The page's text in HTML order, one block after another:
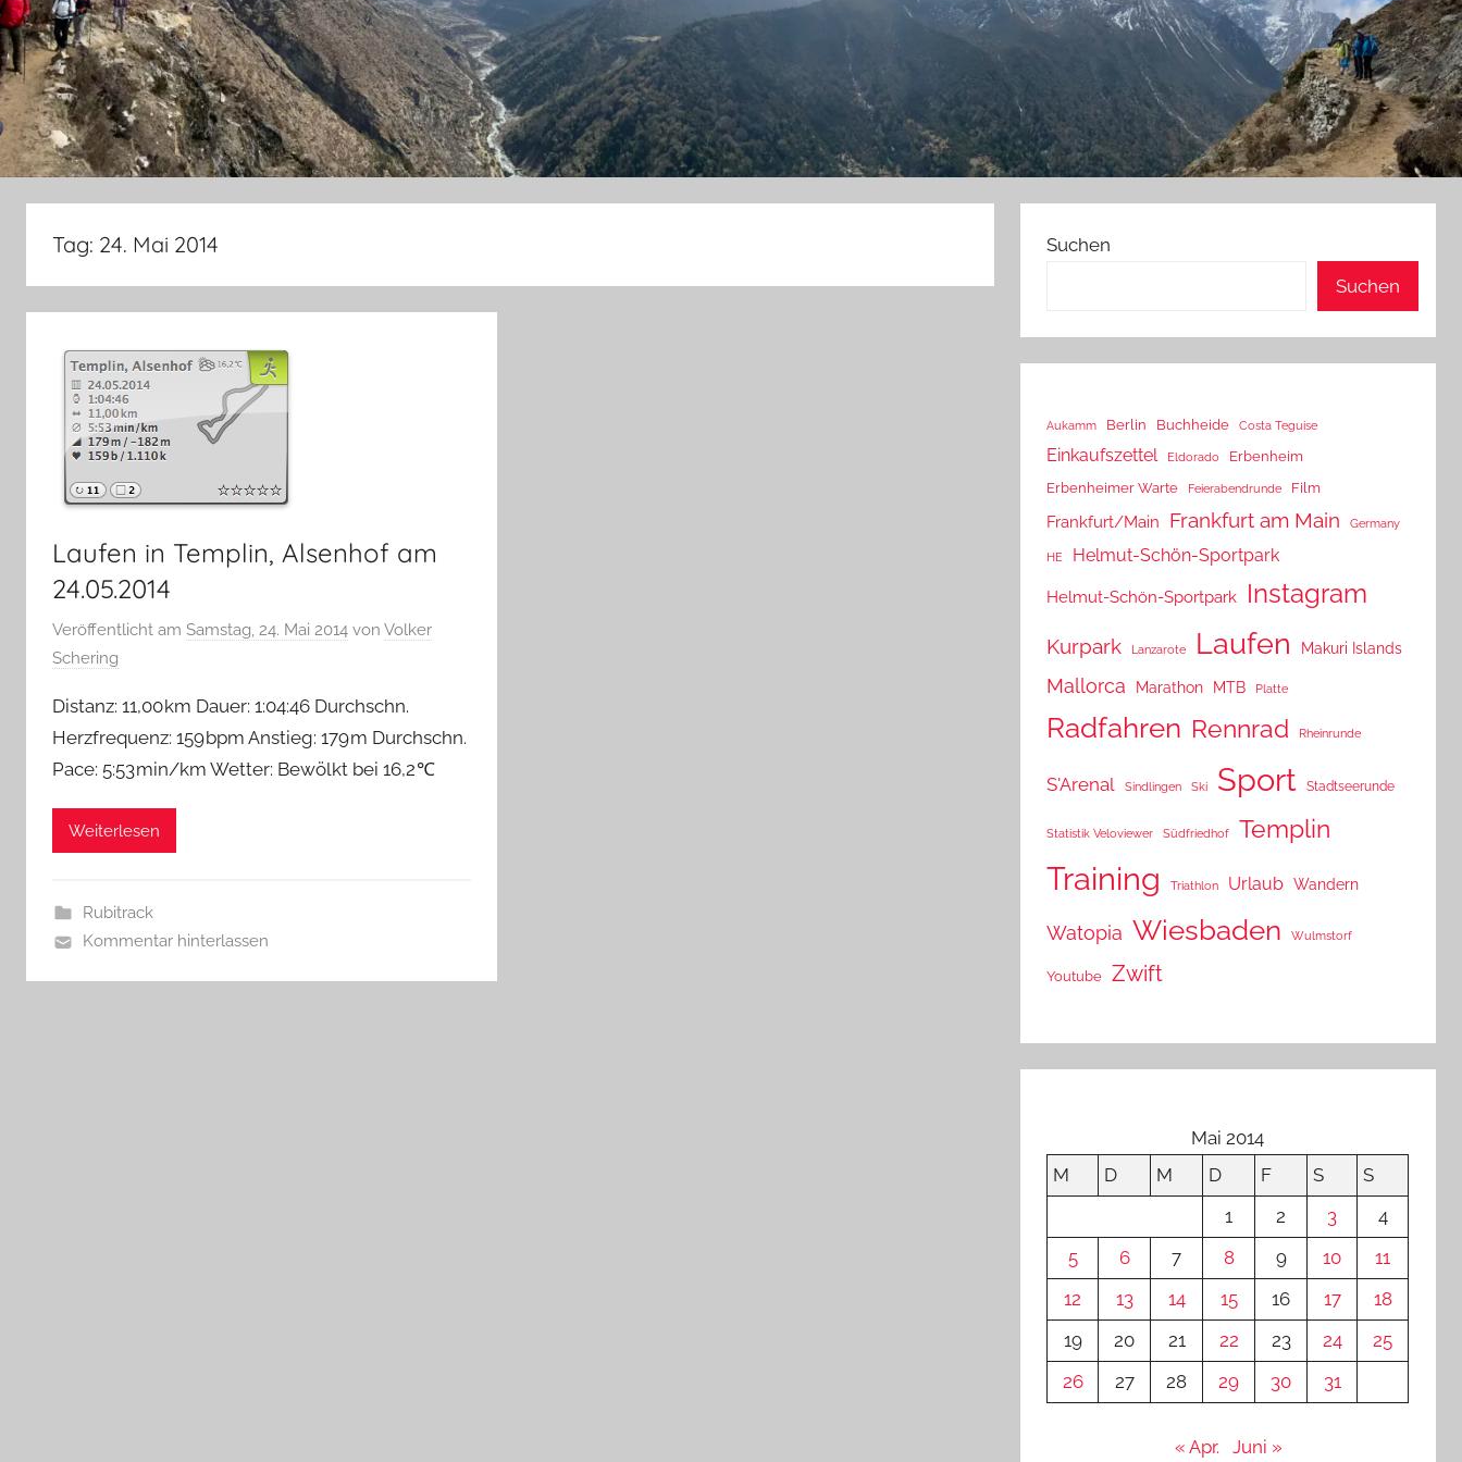
Tag: 24. Mai 2014
Laufen in Templin, Alsenhof am
24.05.2014
Veröffentlicht am Samstag, 24. Mai 2014 von Volker
Schering
Distanz: 11,00 km Dauer: 1:04:46 Durchschn.
Herzfrequenz: 159 bpm Anstieg: 179 m Durchschn.
Pace: 5:53 min/km Wetter: Bewölkt bei 16,2 ℃
Weiterlesen
Rubitrack
Kommentar hinterlassen
Suchen
Suchen
Aukamm Berlin Buchheide Costa Teguise
Einkaufszettel Eldorado
Erbenheim
Erbenheimer Warte
Feierabendrunde Film
Frankfurt/Main Frankfurt am Main Germany
HE Helmut-Schön-Sportpark
Helmut-Schön-Sportpark Instagram
Kurpark Lanzarote Laufen Makuri Islands
Mallorca Marathon MTB Platte
Radfahren Rennrad Rheinrunde
S'Arenal Sindlingen Ski Sport Stadtseerunde
Statistik Veloviewer Südfriedhof Templin
Training Triathlon Urlaub Wandern
Watopia Wiesbaden Wulmstorf
Youtube Zwift
Mai 2014
M
D M D F S
S
1
2 3
4
5
6 7 8 9 10
11
12
13 14 15 16 17
18
19
20 21 22 23 24
25
26
27 28 29 30 31
« Apr. Juni »